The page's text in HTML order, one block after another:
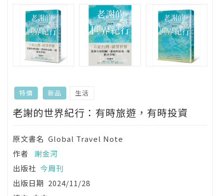
特價 新品 生活
老謝的世界紀行：有時旅遊，有時投資
原文書名 Global Travel Note
作者
謝金河
出版社 今周刊
出版日期 2024/11/28